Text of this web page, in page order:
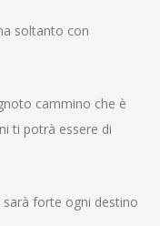
soltanto con
cammino che è
ti potrà essere di
sarà forte ogni destino